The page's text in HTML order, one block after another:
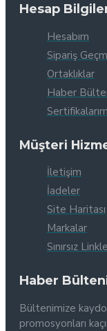
Hesap
Hesabım
Sipariş
Ortaklıklar
Haber
Sertifikalarım
Müşteri
İletişim
İadeler
Site Haritası
Markalar
Sınırsız
Haber
Bültenimize
promosyonları